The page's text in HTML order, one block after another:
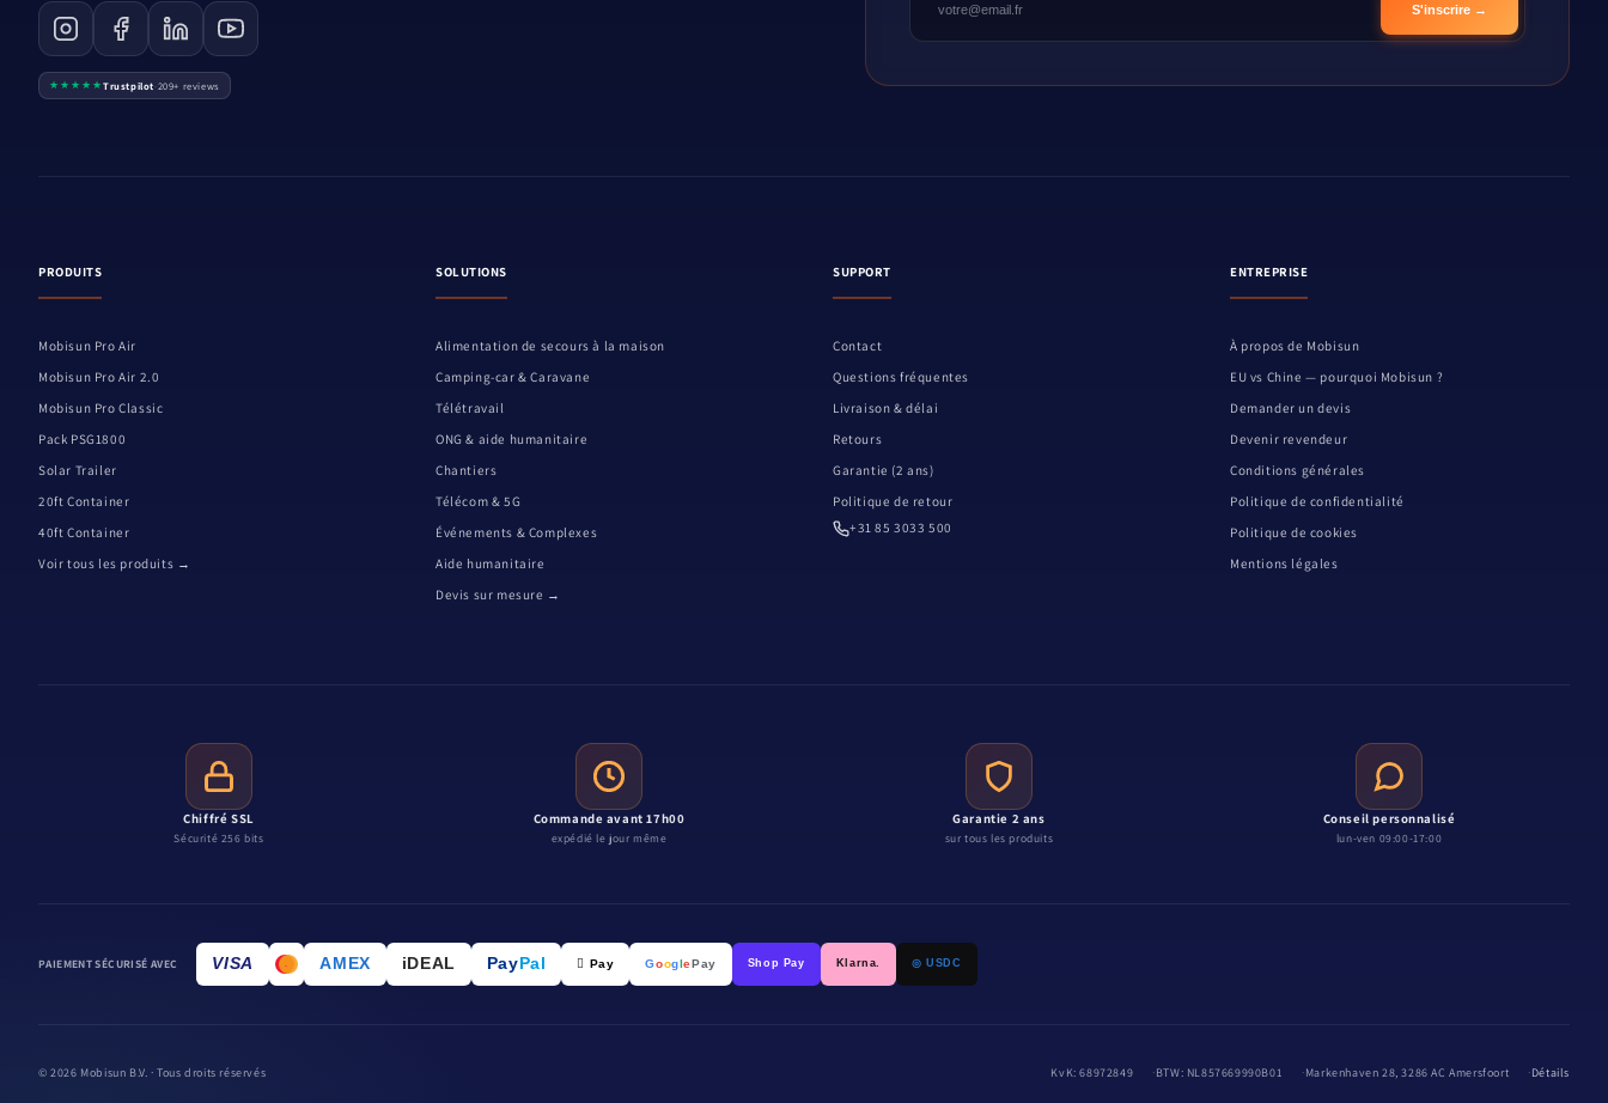
★★★★★Trustpilot·209+ reviews
S'inscrire →
PRODUITS
Mobisun Pro Air
Mobisun Pro Air 2.0
Mobisun Pro Classic
Pack PSG1800
Solar Trailer
20ft Container
40ft Container
Voir tous les produits →
SOLUTIONS
Alimentation de secours à la maison
Camping-car & Caravane
Télétravail
ONG & aide humanitaire
Chantiers
Télécom & 5G
Événements & Complexes
Aide humanitaire
Devis sur mesure →
SUPPORT
Contact
Questions fréquentes
Livraison & délai
Retours
Garantie (2 ans)
Politique de retour
+31 85 3033 500
ENTREPRISE
À propos de Mobisun
EU vs Chine — pourquoi Mobisun ?
Demander un devis
Devenir revendeur
Conditions générales
Politique de confidentialité
Politique de cookies
Mentions légales
Chiffré SSL
Sécurité 256 bits
Commande avant 17h00
expédié le jour même
Garantie 2 ans
sur tous les produits
Conseil personnalisé
lun-ven 09:00-17:00
PAIEMENT SÉCURISÉ AVEC VISA . AMEX iDEAL Pay Pal  Pay GooglePay Shop Pay Klarna. ◎ USDC
© 2026 Mobisun B.V. · Tous droits réservés KvK: 68972849 BTW: NL857669990B01 Markenhaven 28, 3286 AC Amersfoort Détails